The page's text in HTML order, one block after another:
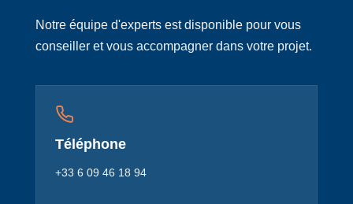
Notre équipe d'experts est disponible pour vous
conseiller et vous accompagner dans votre projet.
Téléphone
+33 6 09 46 18 94